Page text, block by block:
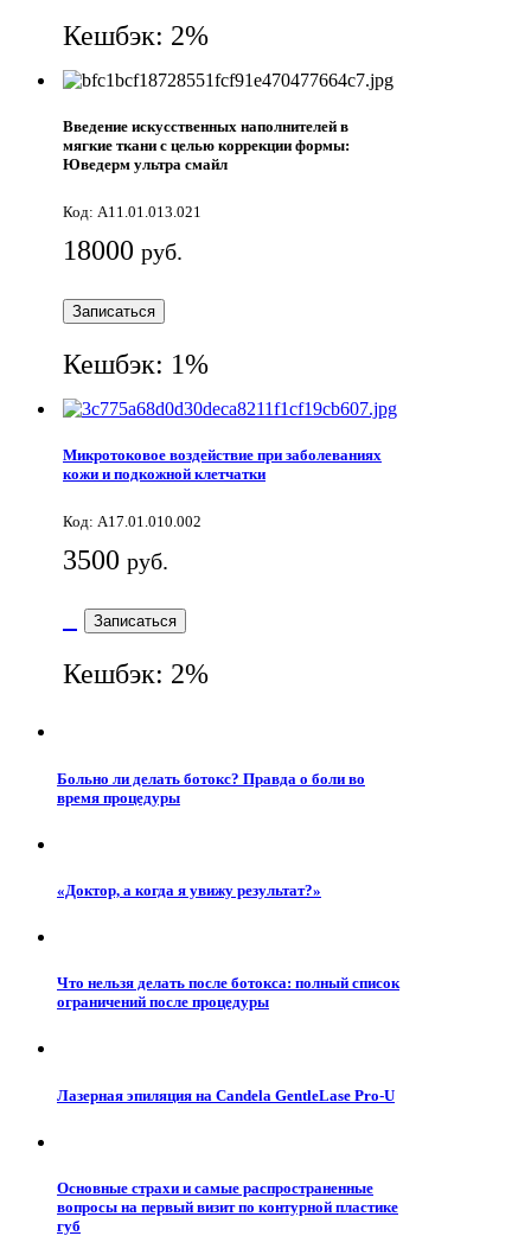
Кешбэк: 2%
Введение искусственных наполнителей в
мягкие ткани с целью коррекции формы:
Юведерм ультра смайл
Код: A11.01.013.021
18000 руб.
Записаться
Кешбэк: 1%
Микротоковое воздействие при заболеваниях
кожи и подкожной клетчатки
Код: A17.01.010.002
3500 руб.
Записаться
Кешбэк: 2%
Больно ли делать ботокс? Правда о боли во
время процедуры
«Доктор, а когда я увижу результат?»
Что нельзя делать после ботокса: полный список
ограничений после процедуры
Лазерная эпиляция на Candela GentleLase Pro-U
Основные страхи и самые распространенные
вопросы на первый визит по контурной пластике
губ